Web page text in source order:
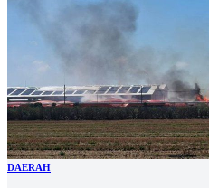
DAERAH